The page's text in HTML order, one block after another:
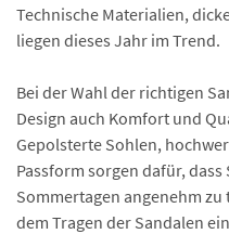
Technische Materialien,
liegen dieses Jahr im Trend.
Bei der Wahl der richtigen
Design auch Komfort und
Gepolsterte Sohlen,
Passform sorgen dafür,
Sommertagen angenehm zu
dem Tragen der Sandalen